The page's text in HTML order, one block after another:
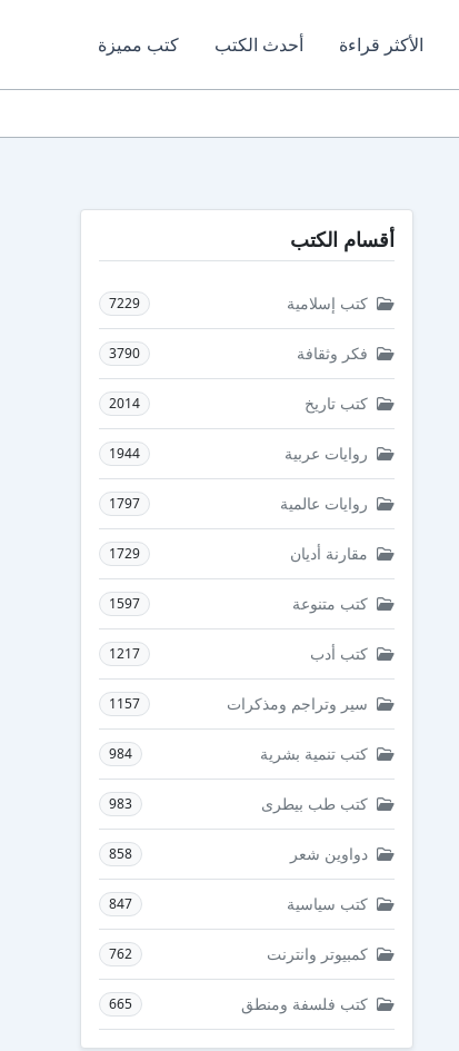
الأكثر قراءة أحدث الكتب كتب مميزة
أقسام الكتب
كتب إسلامية 7229
فكر وثقافة 3790
كتب تاريخ 2014
روايات عربية 1944
روايات عالمية 1797
مقارنة أديان 1729
كتب متنوعة 1597
كتب أدب 1217
سير وتراجم ومذكرات 1157
كتب تنمية بشرية 984
كتب طب بيطرى 983
دواوين شعر 858
كتب سياسية 847
كمبيوتر وانترنت 762
كتب فلسفة ومنطق 665